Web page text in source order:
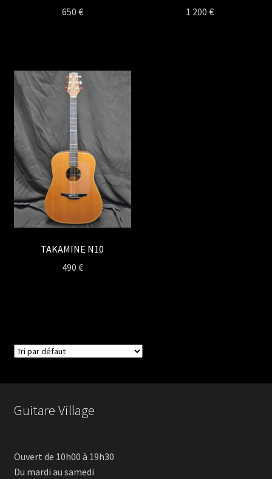
650 €
1 200 €
TAKAMINE N10
490 €
Guitare Village
Ouvert de 10h00 à 19h30
Du mardi au samedi